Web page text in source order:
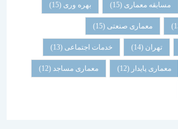
مسابقه معماری(15) بهره وری(15)
معماری صنعتی(15)
تهران(14) خدمات اجتماعی(13)
معماری پایدار(12) معماری مساجد(12)